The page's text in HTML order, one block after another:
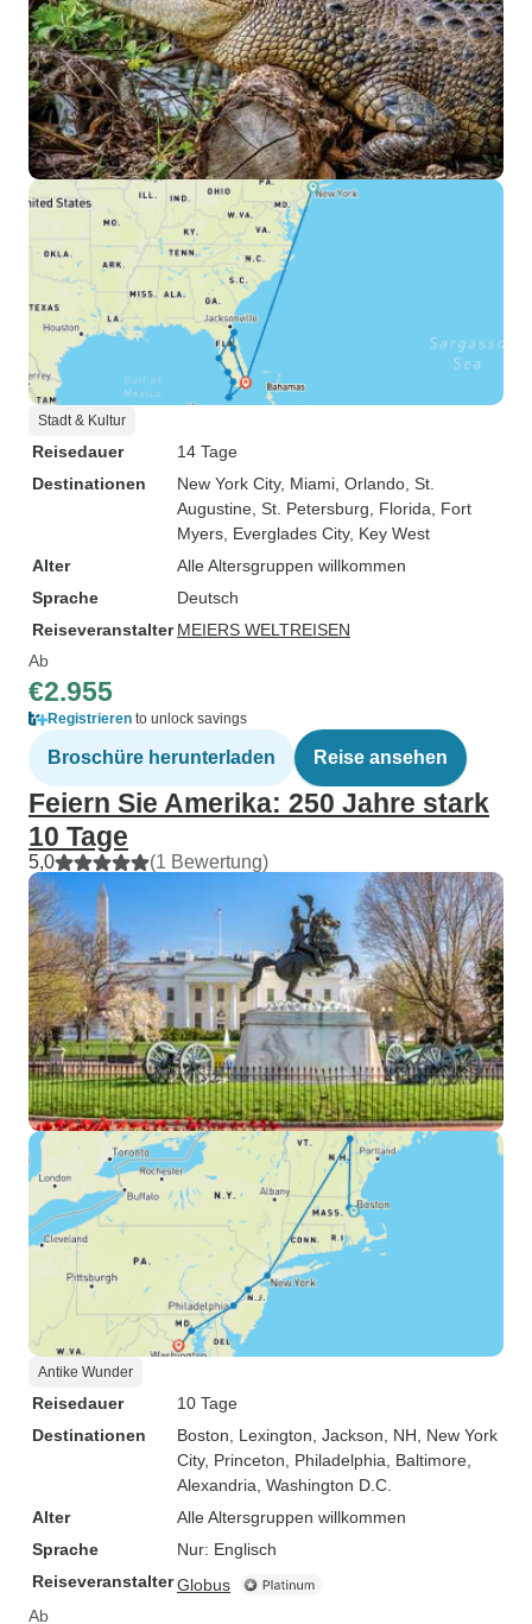
Stadt & Kultur
Reisedauer
14 Tage
Destinationen
New York City, Miami , Orlando , St.
Augustine , St. Petersburg, Florida , Fort
Myers , Everglades City, Key West
Alter
Alle Altersgruppen willkommen
Sprache
Deutsch
Reiseveranstalter MEIERS WELTREISEN
Ab
€2.955
Registrieren to unlock savings
Broschüre herunterladen Reise ansehen
Feiern Sie Amerika: 250 Jahre stark
10 Tage
5,0 (1 Bewertung)
Antike Wunder
Reisedauer
10 Tage
Destinationen
Boston , Lexington , Jackson, NH , New York
City, Princeton , Philadelphia , Baltimore
Alexandria , Washington D.C.
Alter
Alle Altersgruppen willkommen
Sprache
Nur: Englisch
ReiseveranstalterGlobus
Ab